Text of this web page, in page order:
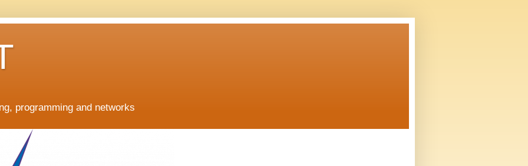
programming and networks